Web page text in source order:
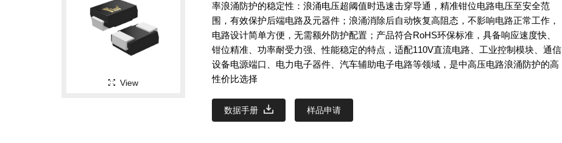
View
率浪涌防护的稳定性：浪涌电压超阈值时迅速击穿导通，精准钳位电路电压至安全范
围，有效保护后端电路及元器件；浪涌消除后自动恢复高阻态，不影响电路正常工作，
电路设计简单方便，无需额外防护配置；产品符合RoHS环保标准，具备响应速度快、
钳位精准、功率耐受力强、性能稳定的特点，适配110V直流电路、工业控制模块、通信
设备电源端口、电力电子器件、汽车辅助电子电路等领域，是中高压电路浪涌防护的高
性价比选择
数据手册 样品申请